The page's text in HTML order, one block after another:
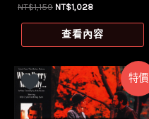
NT$1,159 原
價
格：
NT$1,028目
價
格：
查看內容
特價